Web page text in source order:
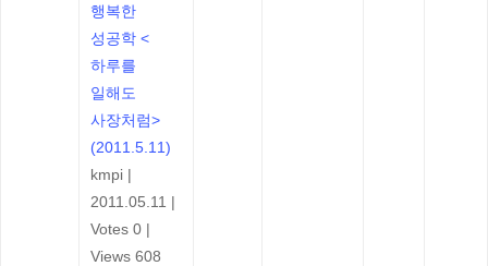
행복한
성공학 <
하루를
일해도
사장처럼>
(2011.5.11)
kmpi |
2011.05.11 |
Votes 0 |
Views 608